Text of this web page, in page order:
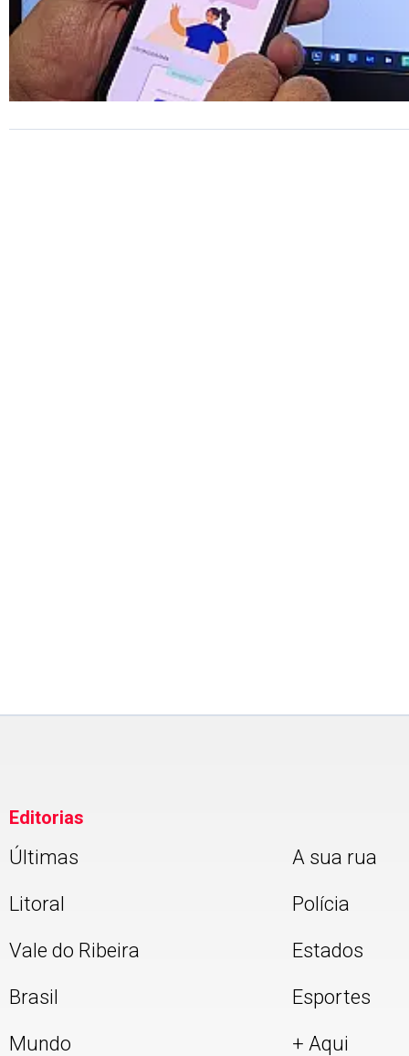
Editorias
Últimas
Litoral
Vale do Ribeira
Brasil
Mundo
A sua rua
Polícia
Estados
Esportes
+ Aqui